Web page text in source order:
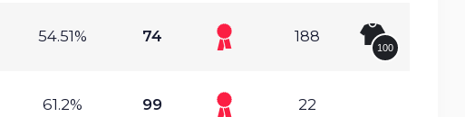
54.51% 74 188
100
61.2% 99 22